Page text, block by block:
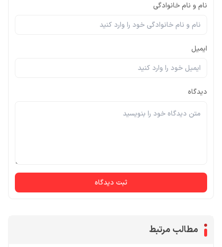
نام و نام خانوادگی
ایمیل
دیدگاه
ثبت دیدگاه
مطالب مرتبط